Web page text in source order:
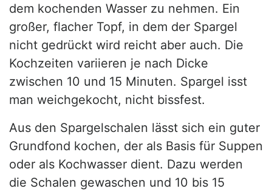
dem kochenden Wasser zu nehmen. Ein
großer, flacher Topf, in dem der Spargel
nicht gedrückt wird reicht aber auch. Die
Kochzeiten variieren je nach Dicke
zwischen 10 und 15 Minuten. Spargel isst
man weichgekocht, nicht bissfest.
Aus den Spargelschalen lässt sich ein guter
Grundfond kochen, der als Basis für Suppen
oder als Kochwasser dient. Dazu werden
die Schalen gewaschen und 10 bis 15